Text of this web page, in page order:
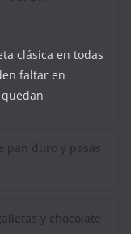
clásica en todas
faltar en
pan duro y pasas
y chocolate